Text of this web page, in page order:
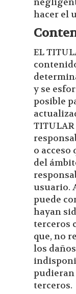
hacer el
EL
y se
posible
o
del
usuario.
puede
hayan
terceros
que, no
los
pudieran
terceros.